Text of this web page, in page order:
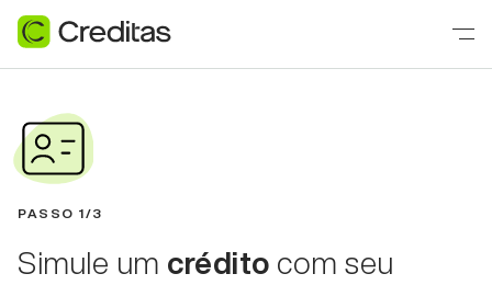
PASSO 1/3
Simule um crédito com seu